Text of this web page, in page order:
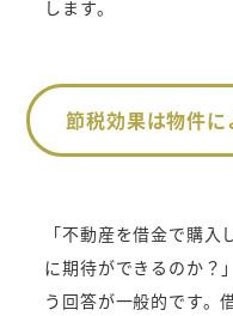
します。
節税効果は物件に
「不動産を借金で購
に期待ができるのか？
う回答が一般的です。